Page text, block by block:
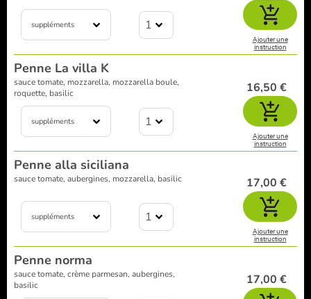
suppléments 1
Ajouter une
instruction
Penne La villa K
sauce tomate, mozzarella, mozzarella boule,
roquette, basilic
suppléments 1
16,50 €
Ajouter une
instruction
Penne alla siciliana
sauce tomate, aubergines, mozzarella, basilic
suppléments 1
17,00 €
Ajouter une
instruction
Penne norma
sauce tomate, crème parmesan, aubergines,
basilic
17,00 €